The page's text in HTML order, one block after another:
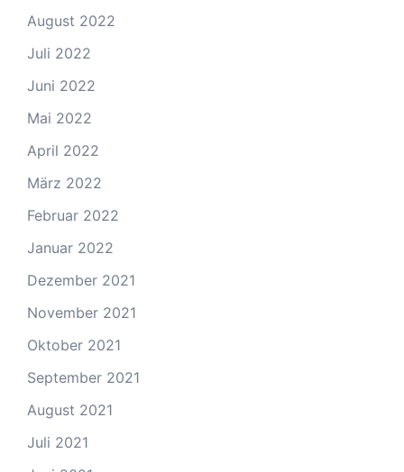
August 2022
Juli 2022
Juni 2022
Mai 2022
April 2022
März 2022
Februar 2022
Januar 2022
Dezember 2021
November 2021
Oktober 2021
September 2021
August 2021
Juli 2021